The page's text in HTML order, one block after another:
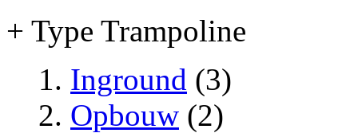
+ Type Trampoline
Inground (3)
Opbouw (2)